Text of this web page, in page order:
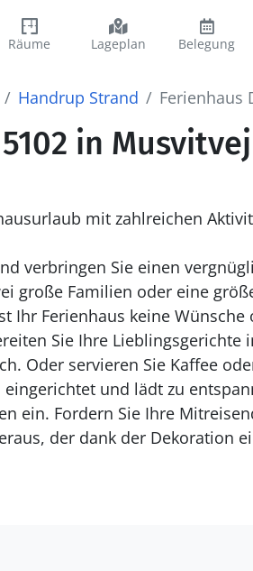
Räume Lageplan Belegung
Handrup Strand Ferienhaus
in
mit zahlreichen
verbringen Sie einen
große Familien oder eine
Ihr Ferienhaus keine
Sie Ihre
Oder servieren Sie Kaffee
und lädt zu
ein. Fordern Sie Ihre
der dank der Dekoration
unter den großen